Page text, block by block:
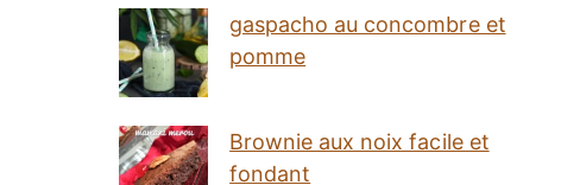
gaspacho au concombre et
pomme
Brownie aux noix facile et
fondant